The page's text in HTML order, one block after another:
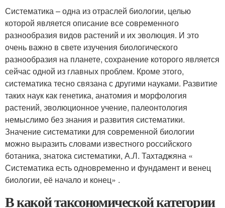
Систематика – одна из отраслей биологии, целью
которой является описание все современного
разнообразия видов растений и их эволюция. И это
очень важно в свете изучения биологического
разнообразия на планете, сохранение которого является
сейчас одной из главных проблем. Кроме этого,
систематика тесно связана с другими науками. Развитие
таких наук как генетика, анатомия и морфология
растений, эволюционное учение, палеонтология
немыслимо без знания и развития систематики.
Значение систематики для современной биологии
можно выразить словами известного российского
ботаника, знатока систематики, А.Л. Тахтаджяна «
Систематика есть одновременно и фундамент и венец
биологии, её начало и конец» .
В какой таксономической категории